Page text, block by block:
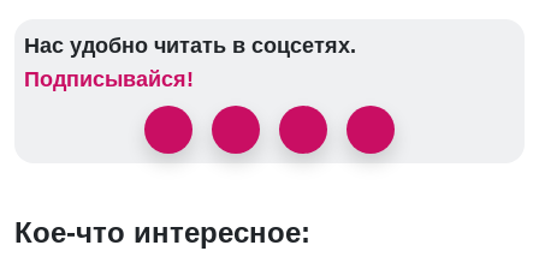
Нас удобно читать в соцсетях.
Подписывайся!
Кое-что интересное: